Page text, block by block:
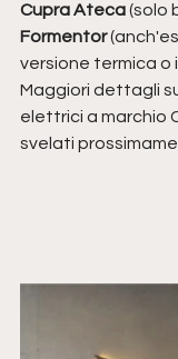
Cupra Ateca (solo
Formentor
versione termica o
Maggiori dettagli
elettrici a marchio
svelati